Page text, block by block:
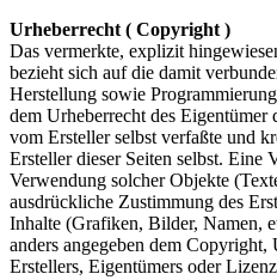
Urheberrecht ( Copyright )
Das vermerkte, explizit
bezieht sich auf die damit
Herstellung sowie
dem Urheberrecht des
vom Ersteller selbst verfaßte und
Ersteller dieser Seiten selbst. Eine
Verwendung solcher Objekte
ausdrückliche Zustimmung des
Inhalte (Grafiken, Bilder, Namen,
anders angegeben dem
Erstellers, Eigentümers oder